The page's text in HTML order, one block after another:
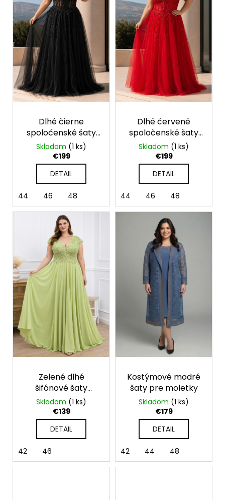
k
t
o
v
s
p
r
o
d
u
k
t
Dlhé čierne
spoločenské šaty
pre moletky s
tylovou sukňou a
čipkou
Skladom (1 ks)
€199
DETAIL
44 46 48
Dlhé červené
spoločenské šaty
pre moletky s
tylovou sukňou a
čipkou
Skladom (1 ks)
€199
DETAIL
44 46 48
Zelené dlhé
šifónové šaty
Ophelia
Skladom (1 ks)
€139
DETAIL
42 46
Kostýmové modré
šaty pre moletky
Skladom (1 ks)
€179
DETAIL
42 44 48
á
j
s
ť
?
r
ú
e